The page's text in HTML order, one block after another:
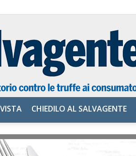
CHIEDILO AL SALVAGENTE